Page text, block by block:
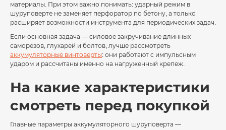
материалы. При этом важно понимать: ударный режим в
шуруповерте не заменяет перфоратор по бетону, а только
расширяет возможности инструмента для периодических задач.
Если основная задача — силовое закручивание длинных
саморезов, глухарей и болтов, лучше рассмотреть
аккумуляторные винтоверты: они работают с импульсным
ударом и рассчитаны именно на нагруженный крепеж.
На какие характеристики
смотреть перед покупкой
Главные параметры аккумуляторного шуруповерта —